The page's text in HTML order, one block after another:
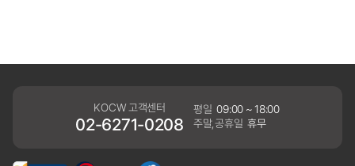
KOCW 고객센터
02-6271-0208
평일 09:00 ~ 18:00
주말,공휴일 휴무